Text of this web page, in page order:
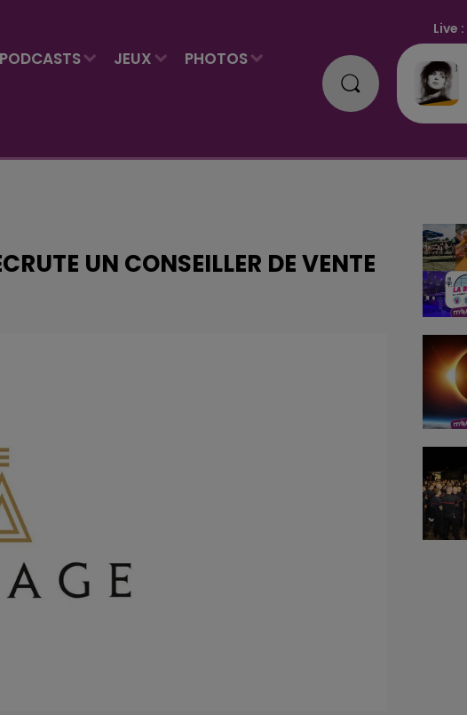
PODCASTS JEUX PHOTOS
Live :
UN CONSEILLER DE VENTE